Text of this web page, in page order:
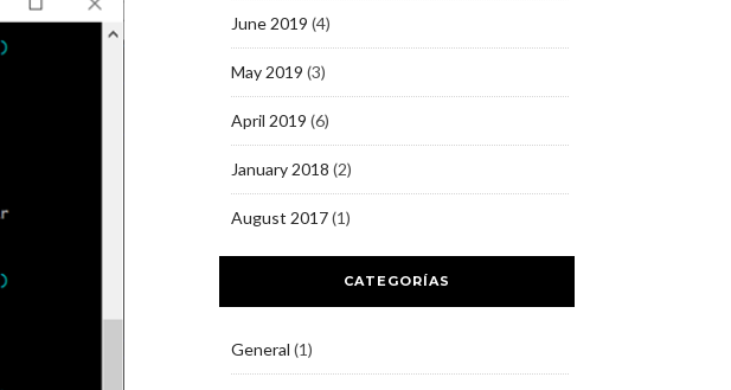
June 2019 (4)
May 2019 (3)
April 2019 (6)
January 2018 (2)
August 2017(1)
CATEGORÍAS
General (1)